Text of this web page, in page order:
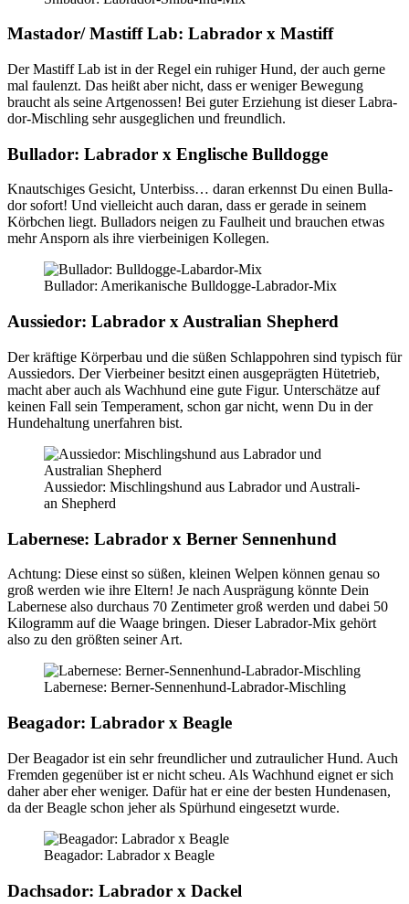
Mastador/ Mastiff Lab: Labra­dor x Mastiff
Der Mastiff Lab ist in der Regel ein ruhi­ger Hund, der auch ger­ne
mal fau­lenzt. Das heißt aber nicht, dass er weni­ger Bewe­gung
braucht als sei­ne Art­ge­nos­sen! Bei guter Erzie­hung ist die­ser Labra­
dor-Misch­ling sehr aus­ge­gli­chen und freund­lich.
Bull­a­dor: Labra­dor x Eng­li­sche Bull­dog­ge
Knaut­schi­ges Gesicht, Unter­biss… dar­an erkennst Du einen Bull­a­
dor sofort! Und viel­leicht auch dar­an, dass er gera­de in sei­nem
Körb­chen liegt. Bull­a­dors nei­gen zu Faul­heit und brau­chen etwas
mehr Ansporn als ihre vier­bei­ni­gen Kol­le­gen.
Bull­a­dor: Ame­ri­ka­ni­sche Bull­dog­ge-Labra­dor-Mix
Aus­sie­dor: Labra­dor x Aus­tra­li­an She­p­herd
Der kräf­ti­ge Kör­per­bau und die süßen Schlapp­oh­ren sind typisch für
Aus­sie­dors. Der Vier­bei­ner besitzt einen aus­ge­präg­ten Hüte­trieb,
macht aber auch als Wach­hund eine gute Figur. Unter­schät­ze auf
kei­nen Fall sein Tem­pe­ra­ment, schon gar nicht, wenn Du in der
Hun­de­hal­tung uner­fah­ren bist.
Aus­sie­dor: Misch­lings­hund aus Labra­dor und Aus­tra­li­
an She­p­herd
Laber­ne­se: Labra­dor x Ber­ner Sen­nen­hund
Ach­tung: Die­se einst so süßen, klei­nen Wel­pen kön­nen genau so
groß wer­den wie ihre Eltern! Je nach Aus­prä­gung könn­te Dein
Laber­ne­se also durch­aus 70 Zen­ti­me­ter groß wer­den und dabei 50
Kilo­gramm auf die Waa­ge brin­gen. Die­ser Labra­dor-Mix gehört
also zu den größ­ten sei­ner Art.
Laber­ne­se: Ber­ner-Sen­nen­hund-Labra­dor-Misch­ling
Bea­g­ador: Labra­dor x Bea­gle
Der Bea­g­ador ist ein sehr freund­li­cher und zutrau­li­cher Hund. Auch
Frem­den gegen­über ist er nicht scheu. Als Wach­hund eig­net er sich
daher aber eher weni­ger. Dafür hat er eine der bes­ten Hun­de­na­sen,
da der Bea­gle schon jeher als Spür­hund ein­ge­setzt wur­de.
Bea­g­ador: Labra­dor x Bea­gle
Dachs­ador: Labra­dor x Dackel